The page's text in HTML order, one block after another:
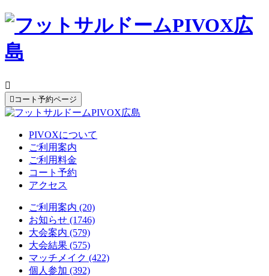

 コート予約ページ
PIVOXについて
ご利用案内
ご利用料金
コート予約
アクセス
ご利用案内 (20)
お知らせ (1746)
大会案内 (579)
大会結果 (575)
マッチメイク (422)
個人参加 (392)